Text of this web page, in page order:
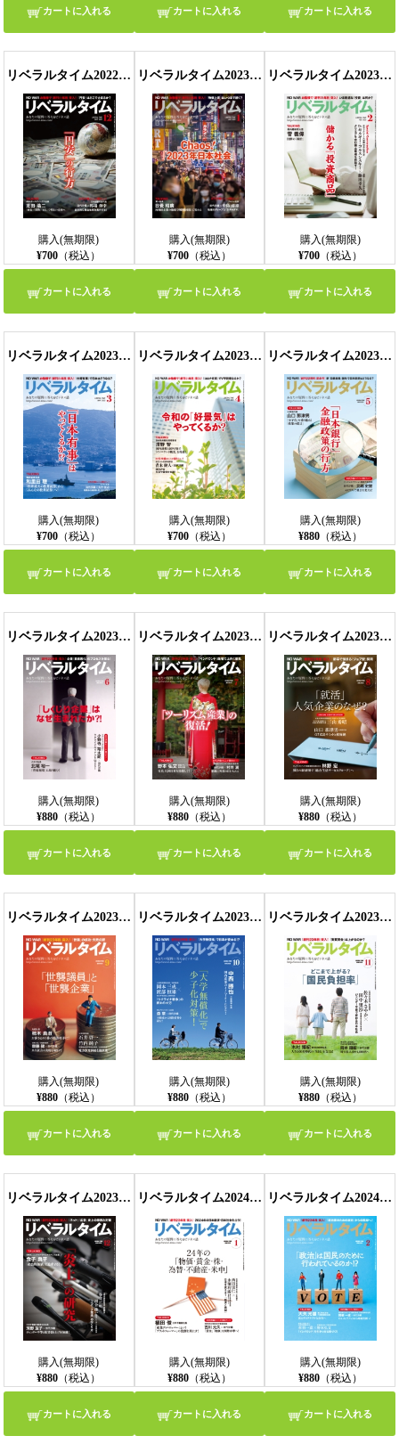
カートに入れる カートに入れる カートに入れる
リベラルタイム2022年12月号
購入(無期限)
¥700 （税込）
カートに入れる
リベラルタイム2023年1月号
購入(無期限)
¥700（税込）
カートに入れる
リベラルタイム2023年2月号
購入(無期限)
¥700（税込）
カートに入れる
リベラルタイム2023年3月号
購入(無期限)
¥700 （税込）
カートに入れる
リベラルタイム2023年4月号
購入(無期限)
¥700（税込）
カートに入れる
リベラルタイム2023年5月号
購入(無期限)
¥880（税込）
カートに入れる
リベラルタイム2023年6月号
購入(無期限)
¥880 （税込）
カートに入れる
リベラルタイム2023年7月号
購入(無期限)
¥880（税込）
カートに入れる
リベラルタイム2023年8月号
購入(無期限)
¥880（税込）
カートに入れる
リベラルタイム2023年9月号
購入(無期限)
¥880 （税込）
カートに入れる
リベラルタイム2023年10月号
購入(無期限)
¥880（税込）
カートに入れる
リベラルタイム2023年11月号
購入(無期限)
¥880（税込）
カートに入れる
リベラルタイム2023年12月号
購入(無期限)
¥880 （税込）
カートに入れる
リベラルタイム2024年1月号
購入(無期限)
¥880（税込）
カートに入れる
リベラルタイム2024年2月号
購入(無期限)
¥880（税込）
カートに入れる